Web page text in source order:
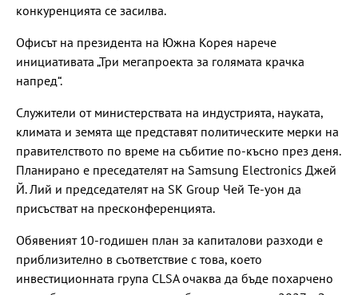
конкуренцията се засилва.
Офисът на президента на Южна Корея нарече
инициативата „Три мегапроекта за голямата крачка
напред“.
Служители от министерствата на индустрията, науката,
климата и земята ще представят политическите мерки на
правителството по време на събитие по-късно през деня.
Планирано е преседателят на Samsung Electronics Джей
Й. Лий и председателят на SK Group Чей Те-уон да
присъстват на пресконференцията.
Обявеният 10-годишен план за капиталови разходи е
приблизително в съответствие с това, което
инвестиционната група CLSA очаква да бъде похарчено